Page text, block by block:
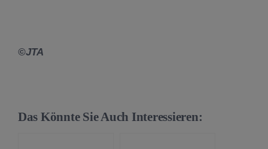
©JTA
Das Könnte Sie Auch Interessieren: